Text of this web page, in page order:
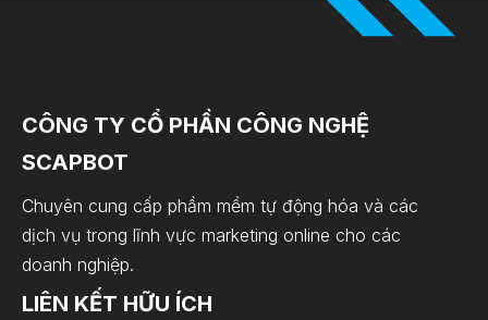
CÔNG TY CỔ PHẦN CÔNG NGHỆ
SCAPBOT
Chuyên cung cấp phầm mềm tự động hóa và các
dịch vụ trong lĩnh vực marketing online cho các
doanh nghiệp.
LIÊN KẾT HỮU ÍCH